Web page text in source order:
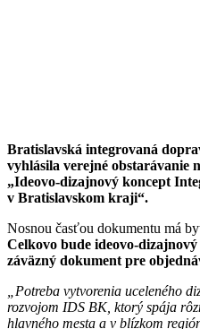
Bratislavská integrovaná
vyhlásila verejné obstarávanie
„Ideovo-dizajnový koncept
v Bratislavskom kraji“.
Nosnou časťou dokumentu má
Celkovo bude ideovo-
záväzný dokument pre
„Potreba vytvorenia uceleného
rozvojom IDS BK, ktorý spája
hlavného mesta a v blízkom